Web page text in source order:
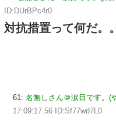
ID:DUrBPc4r0
対抗措置って何だ。
61: 名無しさん＠涙目です。(
17:09:17.56 ID:Sf77wd7L0